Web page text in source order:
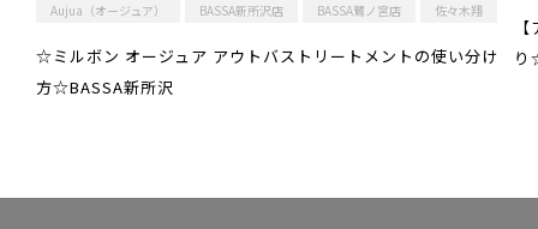
Aujua（オージュア）
BASSA新所沢店 BASSA鷺ノ宮店 佐々木翔
☆ミルボン オージュア アウトバストリートメントの使い分け
方☆BASSA新所沢
り